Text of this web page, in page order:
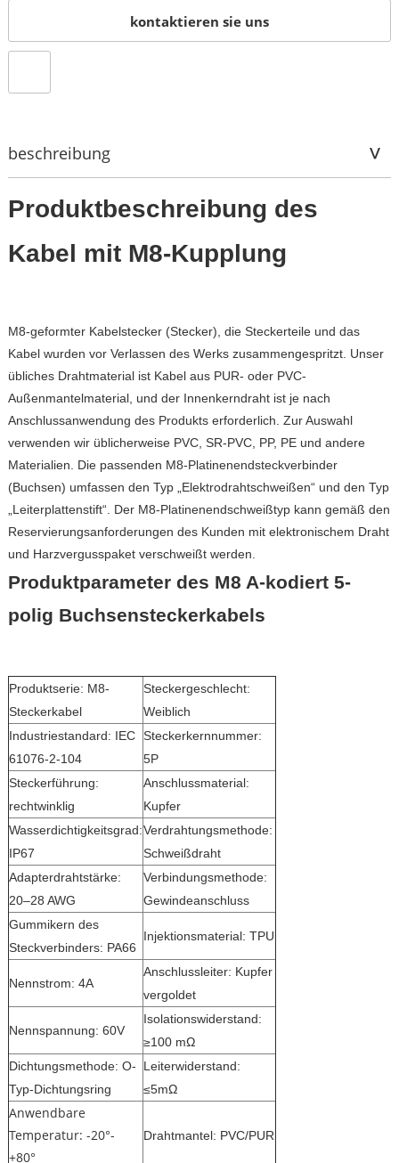
kontaktieren sie uns
beschreibung
Produktbeschreibung des
Kabel mit M8-Kupplung
M8-geformter Kabelstecker (Stecker), die Steckerteile und das
Kabel wurden vor Verlassen des Werks zusammengespritzt. Unser
übliches Drahtmaterial ist Kabel aus PUR- oder PVC-
Außenmantelmaterial, und der Innenkerndraht ist je nach
Anschlussanwendung des Produkts erforderlich. Zur Auswahl
verwenden wir üblicherweise PVC, SR-PVC, PP, PE und andere
Materialien. Die passenden M8-Platinenendsteckverbinder
(Buchsen) umfassen den Typ „Elektrodrahtschweißen“ und den Typ
„Leiterplattenstift“. Der M8-Platinenendschweißtyp kann gemäß den
Reservierungsanforderungen des Kunden mit elektronischem Draht
und Harzvergusspaket verschweißt werden.
Produktparameter des M8 A-kodiert 5-
polig Buchsensteckerkabels
Produktserie: M8-
Steckerkabel
Steckergeschlecht:
Weiblich
Industriestandard: IEC
61076-2-104
Steckerkernnummer:
5P
Steckerführung:
rechtwinklig
Anschlussmaterial:
Kupfer
Wasserdichtigkeitsgrad:
IP67
Verdrahtungsmethode:
Schweißdraht
Adapterdrahtstärke:
20–28 AWG
Verbindungsmethode:
Gewindeanschluss
Gummikern des
Steckverbinders: PA66
Injektionsmaterial: TPU
Nennstrom: 4A
Anschlussleiter: Kupfer
vergoldet
Nennspannung: 60V
Isolationswiderstand:
≥100 mΩ
Dichtungsmethode: O-
Typ-Dichtungsring
Leiterwiderstand:
≤5mΩ
Anwendbare
Temperatur: -20°-
+80°
Drahtmantel: PVC/PUR